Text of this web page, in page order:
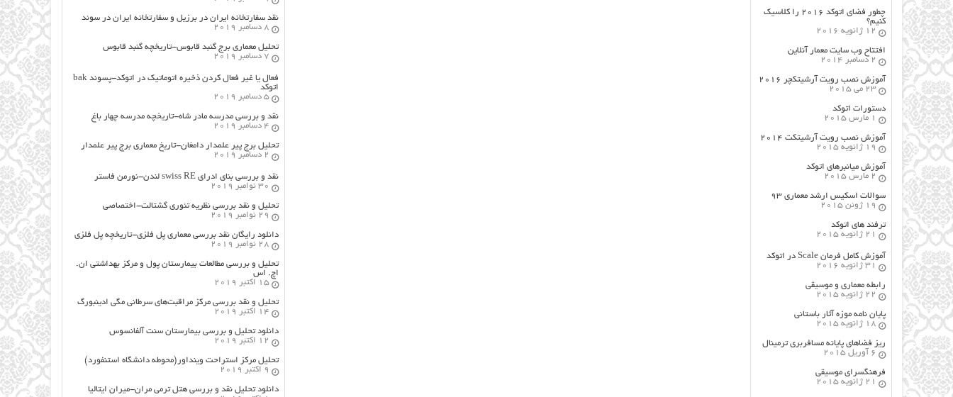
چطور فضای اتوکد ۲۰۱۶ را کلاسیک
کنیم؟
12 ژانویه 2016
افتتاح وب سایت معمار آنلاین
2 دسامبر 2014
آموزش نصب رویت آرشیتکچر ۲۰۱۶
23 می 2015
دستورات اتوکد
1 مارس 2015
آموزش نصب رویت آرشیتکت ۲۰۱۴
19 ژانویه 2015
آموزش میانبرهای اتوکد
2 مارس 2015
سوالات اسکیس ارشد معماری ۹۳
19 ژوئن 2015
ترفند های اتوکد
21 ژانویه 2015
آموزش کامل فرمان Scale در اتوکد
31 ژانویه 2016
رابطه معماری و موسیقی
22 ژانویه 2015
پایان نامه موزه آثار باستانی
18 ژانویه 2015
ریز فضاهای پایانه مسافربری ترمینال
6 آوریل 2015
فرهنگسراي موسيقي
21 ژانویه 2015
نقد سفارتخانه ایران در برزیل و سفارتخانه ایران در سوئد
8 دسامبر 2019
تحلیل معماری برج گنبد قابوس-تاریخچه گنبد قابوس
7 دسامبر 2019
فعال یا غیر فعال کردن ذخیره اتوماتیک در اتوکد-پسوند bak
اتوکد
5 دسامبر 2019
نقد و بررسی مدرسه مادر شاه-تاریخچه مدرسه چهار باغ
4 دسامبر 2019
تحلیل برج پیر علمدار دامغان-تاریخ معماری برج پیر علمدار
2 دسامبر 2019
نقد و بررسی بنای ادرای swiss RE لندن-نورمن فاستر
30 نوامبر 2019
تحلیل و نقد بررسی نظریه تئوری گشتالت-اختصاصی
29 نوامبر 2019
دانلود رایگان نقد بررسی معماری پل فلزی-تاریخچه پل فلزی
28 نوامبر 2019
تحلیل و بررسی مطالعات بیمارستان پول و مرکز بهداشتی ان.
اچ. اس
15 اکتبر 2019
تحلیل و نقد بررسی مرکز مراقبت‌های سرطانی مگی ادینبورگ
14 اکتبر 2019
دانلود تحلیل و بررسی بیمارستان سنت آلفانسوس
12 اکتبر 2019
تحلیل مرکز استراحت وینداور(محوطه دانشگاه استنفورد)
9 اکتبر 2019
دانلود تحلیل نقد و بررسی هتل ترمی مران-میران ایتالیا